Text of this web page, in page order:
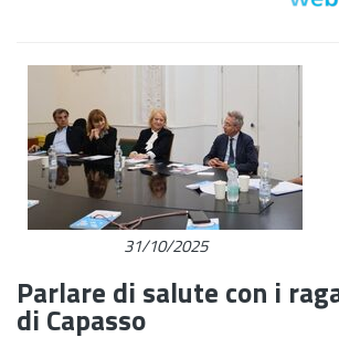
31/10/2025
Parlare di salute con i
di Capasso